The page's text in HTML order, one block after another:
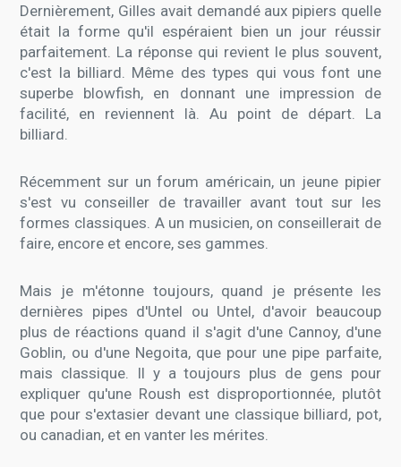
Dernièrement, Gilles avait demandé aux pipiers quelle
était la forme qu'il espéraient bien un jour réussir
parfaitement. La réponse qui revient le plus souvent,
c'est la billiard. Même des types qui vous font une
superbe blowfish, en donnant une impression de
facilité, en reviennent là. Au point de départ. La
billiard.
Récemment sur un forum américain, un jeune pipier
s'est vu conseiller de travailler avant tout sur les
formes classiques. A un musicien, on conseillerait de
faire, encore et encore, ses gammes.
Mais je m'étonne toujours, quand je présente les
dernières pipes d'Untel ou Untel, d'avoir beaucoup
plus de réactions quand il s'agit d'une Cannoy, d'une
Goblin, ou d'une Negoita, que pour une pipe parfaite,
mais classique. Il y a toujours plus de gens pour
expliquer qu'une Roush est disproportionnée, plutôt
que pour s'extasier devant une classique billiard, pot,
ou canadian, et en vanter les mérites.